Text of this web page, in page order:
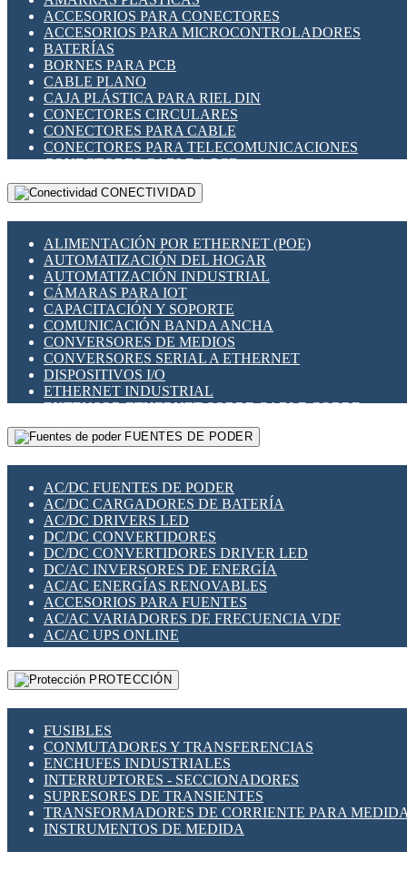
INDICADORES PARA PANEL
INTERFACES DE RELÉ
INTERRUPTORES FIN DE CARRERA
LLAVES CONMUTADORAS
MEDIDORES DE ENERGÍA Y TC'S DE CORRIENTE
MOTORES PASO A PASO
PANTALLAS HMI
PLC -CONTROLADORES LÓGICO PROGRAMABLES
PROGRAMADORES DE HORARIO
RELÉS DE PROTECCIÓN
SENSORES CAPACITIVOS
SENSORES INDUCTIVOS
TEMPORIZADORES
VARIACS
VARIADORES DE FRECUENCIA [VDF]
SECCIONADORES - INTERRUPTORES
MAQUINARIA
ACCESORIOS PARA CONECTORES
ACCESORIOS PARA MICROCONTROLADORES
BATERÍAS
BORNES PARA PCB
CABLE PLANO
CAJA PLÁSTICA PARA RIEL DIN
CONECTORES CIRCULARES
CONECTORES PARA CABLE
CONECTORES PARA TELECOMUNICACIONES
CONECTORES CABLE A PCB
CONECTORES PCB A CABLE
DIP SWITCHES
HERRAMIENTAS VARIAS
ILUMINACIÓN LED
INTERRUPTORES REED
INTERFACES DE RELÉ
OTROS RELÉS
PROTECCIÓN TÉRMICA
RELÉS AUTOMOTRICES
RELÉS DE SEÑAL
RELÉS DE ESTADO SÓLIDO SSR
RELÉS INDUSTRIALES
RELÉS MINIATURA DE POTENCIA
SENSORES MAGNÉTICOS
SWITCH Y MICROSWITCH
TARJETAS PI
UNIÓN Y DERIVACIÓN DE CABLE
CONECTIVIDAD
ALIMENTACIÓN POR ETHERNET (POE)
AUTOMATIZACIÓN DEL HOGAR
AUTOMATIZACIÓN INDUSTRIAL
CÁMARAS PARA IOT
CAPACITACIÓN Y SOPORTE
COMUNICACIÓN BANDA ANCHA
CONVERSORES DE MEDIOS
CONVERSORES SERIAL A ETHERNET
DISPOSITIVOS I/O
ETHERNET INDUSTRIAL
EXTENSOR ETHERNET SOBRE CABLE COBRE
GATEWAY LORAWAN
GESTIÓN DE REDES
PLACAS MODULARES IOT
SWITCHES Y REDES WIFI
SOLUCIONES IOT
SOLUCIONES LORAWAN
SOLUCIONES RED CELULAR
SEGURIDAD PARA REDES
SWITCHES LAN
TELEFONÍA IP (VOIP)
VIGILANCIA IP (CCTV)
MESHTASTIC
FUENTES DE PODER
AC/DC FUENTES DE PODER
AC/DC CARGADORES DE BATERÍA
AC/DC DRIVERS LED
DC/DC CONVERTIDORES
DC/DC CONVERTIDORES DRIVER LED
DC/AC INVERSORES DE ENERGÍA
AC/AC ENERGÍAS RENOVABLES
ACCESORIOS PARA FUENTES
AC/AC VARIADORES DE FRECUENCIA VDF
AC/AC UPS ONLINE
PROTECCIÓN
FUSIBLES
CONMUTADORES Y TRANSFERENCIAS
ENCHUFES INDUSTRIALES
INTERRUPTORES - SECCIONADORES
SUPRESORES DE TRANSIENTES
TRANSFORMADORES DE CORRIENTE PARA
INSTRUMENTOS DE MEDIDA